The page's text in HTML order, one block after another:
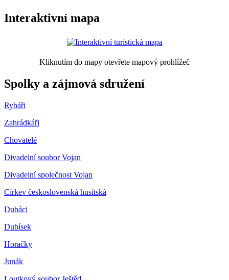
Interaktivní mapa
Kliknutím do mapy otevřete mapový prohlížeč
Spolky a zájmová sdružení
Rybáři
Zahrádkáři
Chovatelé
Divadelní soubor Vojan
Divadelní společnost Vojan
Církev československá husitská
Dubáci
Dubísek
Horačky
Junák